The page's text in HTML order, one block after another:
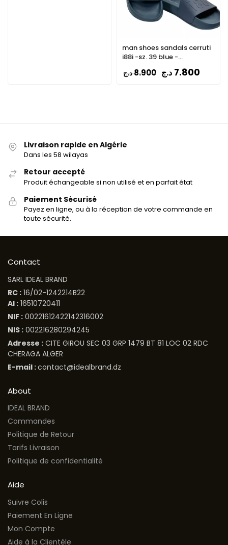
man shoes sandals cerruti
i88i -sz. 39 blue -
8.900د.ج 7.800 د.ج
Livraison rapide en Algérie
Dans les 58 wilayas
Retour accepté
Produit échangeable si non utilisé et en parfait état
Paiement Sécurisé
Payez en ligne, ou à la réception de votre commande en
toute sécurité.
Contact
SARL IDEAL BRAND
RC : 16/02-1242214B22
AI : 16510720411
NIF : 00221612422142316002
NIS : 002216280294245
Adresse : CITE GIROU SEC 03 GRP 1479 BT 81 LOC 02 RDC
CHERAGA ALGER
E-mail :contact@idealbrand.dz
About
IDEAL BRAND
Commandes
Politique de Retour
Tarifs Livraison
Politique de confidentialité
Aide
Suivre Colis
Paiement En Ligne
Mon Compte
Aide à la Clientèle